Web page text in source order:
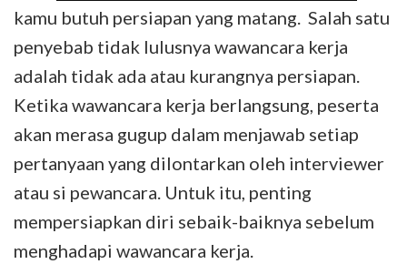
kamu butuh persiapan yang matang. Salah satu
penyebab tidak lulusnya wawancara kerja
adalah tidak ada atau kurangnya persiapan.
Ketika wawancara kerja berlangsung, peserta
akan merasa gugup dalam menjawab setiap
pertanyaan yang dilontarkan oleh interviewer
atau si pewancara. Untuk itu, penting
mempersiapkan diri sebaik-baiknya sebelum
menghadapi wawancara kerja.